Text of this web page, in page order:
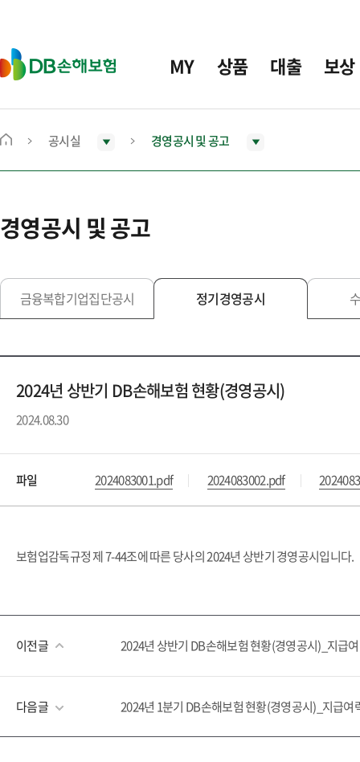
D
B
보
MY 상품 대출 보상
메
으
로
동
공시실 경영공시 및 공고
경영공시 및 공고
금융복합기업집단공시 정기경영공시
2024년 상반기 DB손해보험 현황(경영공시)
2024.08.30
파일 2024083001.pdf 2024083002.pdf
보험업감독규정 제 7-44조에 따른 당사의 2024년 상반기 경영공시입니다.
이전글 2024년 상반기 DB손해보험 현황(경영공시)_지급
다음글 2024년 1분기 DB손해보험 현황(경영공시)_지급여